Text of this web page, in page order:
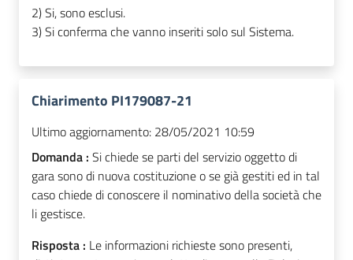
2) Si, sono esclusi.
3) Si conferma che vanno inseriti solo sul Sistema.
Chiarimento PI179087-21
Ultimo aggiornamento: 28/05/2021 10:59
Domanda : Si chiede se parti del servizio oggetto di
gara sono di nuova costituzione o se già gestiti ed in tal
caso chiede di conoscere il nominativo della società che
li gestisce.
Risposta : Le informazioni richieste sono presenti,